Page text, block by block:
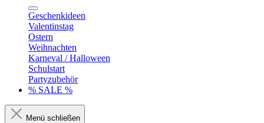
Geschenkideen
Valentinstag
Ostern
Weihnachten
Karneval / Halloween
Schulstart
Partyzubehör
% SALE %
Menü schließen